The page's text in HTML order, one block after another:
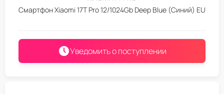
Смартфон Xiaomi 17T Pro 12/1024Gb Deep Blue (Синий) EU
Уведомить о поступлении